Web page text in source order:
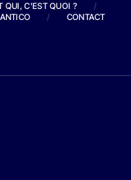
QUI, C'EST QUOI ?
/
/ CONTACT